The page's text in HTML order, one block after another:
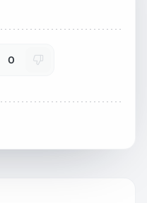
0